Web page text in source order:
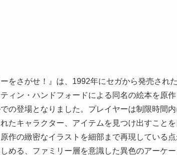
をさがせ！』は、1992年にセガから発売され
ィン・ハンドフォードによる同名の絵本を原
の登場となりました。プレイヤーは制限時間
たキャラクター、アイテムを見つけ出すこと
作の緻密なイラストを細部まで再現している
める、ファミリー層を意識した異色のアーケ